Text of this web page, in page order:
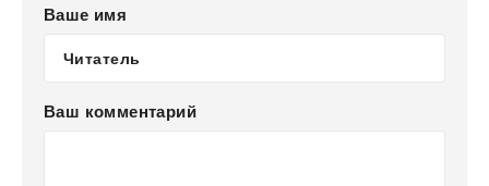
Ваше имя
Ваш комментарий